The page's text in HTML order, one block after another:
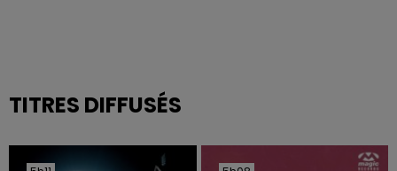
TITRES DIFFUSÉS